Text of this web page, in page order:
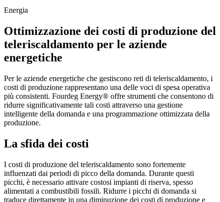
Energia
Ottimizzazione dei costi di produzione del
teleriscaldamento per le aziende
energetiche
Per le aziende energetiche che gestiscono reti di teleriscaldamento, i
costi di produzione rappresentano una delle voci di spesa operativa
più consistenti. Fourdeg Energy® offre strumenti che consentono di
ridurre significativamente tali costi attraverso una gestione
intelligente della domanda e una programmazione ottimizzata della
produzione.
La sfida dei costi
I costi di produzione del teleriscaldamento sono fortemente
influenzati dai periodi di picco della domanda. Durante questi
picchi, è necessario attivare costosi impianti di riserva, spesso
alimentati a combustibili fossili. Ridurre i picchi di domanda si
traduce direttamente in una diminuzione dei costi di produzione e